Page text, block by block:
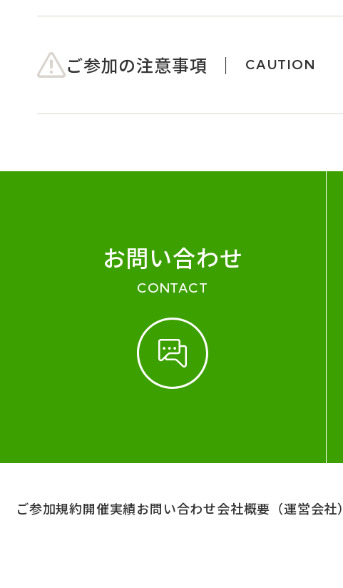
ご参加の注意事項 CAUTION
お問い合わせ
CONTACT
ご参加規約開催実績お問い合わせ会社概要（運営会社）